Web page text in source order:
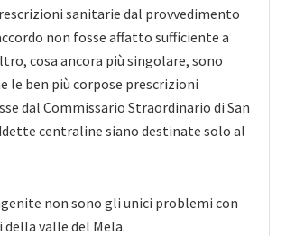
sanitarie dal provvedimento
non fosse affatto sufficiente a
cosa ancora più singolare, sono
le ben più corpose prescrizioni
dal Commissario Straordinario di San
centraline siano destinate solo al
non sono gli unici problemi con
valle del Mela.